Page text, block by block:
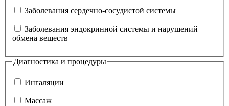
Заболевания сердечно-сосудистой системы
Заболевания эндокринной системы и нарушений
обмена веществ
Диагностика и процедуры
Ингаляции
Массаж